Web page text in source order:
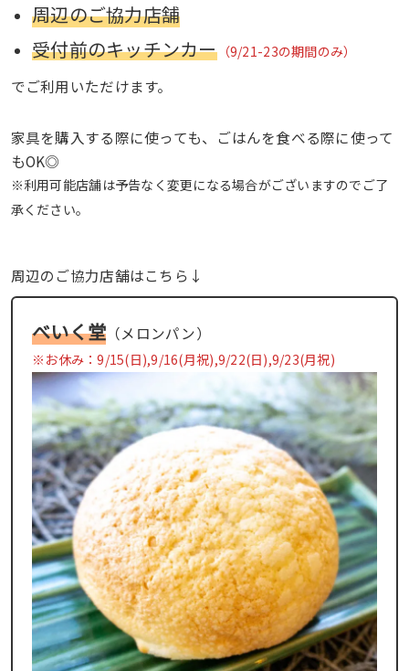
周辺のご協力店舗
受付前のキッチンカー（9/21-23の期間のみ）
でご利用いただけます。
家具を購入する際に使っても、ごはんを食べる際に使って
もOK◎
※利用可能店舗は予告なく変更になる場合がございますのでご了
承ください。
周辺のご協力店舗はこちら↓
べいく堂 （メロンパン）
※お休み：9/15(日),9/16(月祝),9/22(日),9/23(月祝)